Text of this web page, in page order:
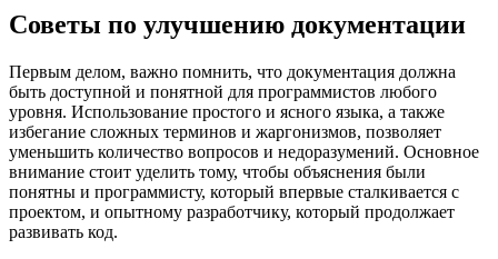
Советы по улучшению документации
Первым делом, важно помнить, что документация должна
быть доступной и понятной для программистов любого
уровня. Использование простого и ясного языка, а также
избегание сложных терминов и жаргонизмов, позволяет
уменьшить количество вопросов и недоразумений. Основное
внимание стоит уделить тому, чтобы объяснения были
понятны и программисту, который впервые сталкивается с
проектом, и опытному разработчику, который продолжает
развивать код.